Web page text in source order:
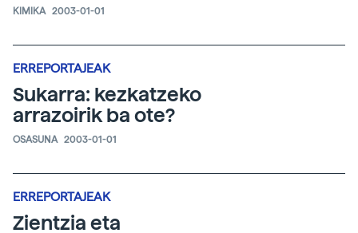
KIMIKA 2003-01-01
ERREPORTAJEAK
Sukarra: kezkatzeko
arrazoirik ba ote?
OSASUNA 2003-01-01
ERREPORTAJEAK
Zientzia eta